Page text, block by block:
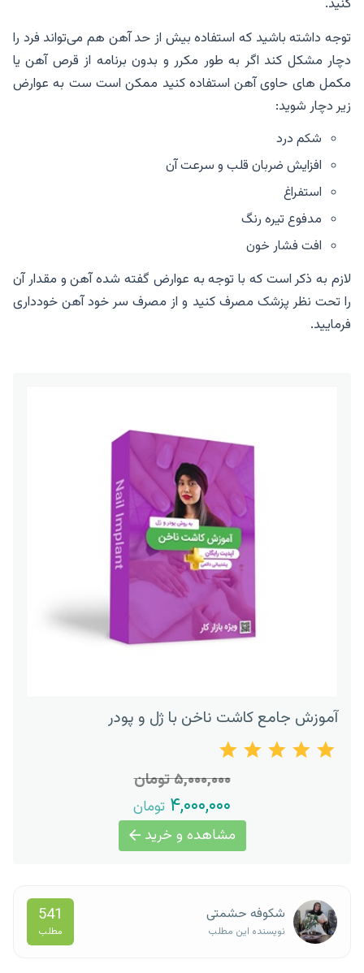
توجه داشته باشید که استفاده بیش از حد آهن هم می‌تواند فرد را
دچار مشکل کند اگر به طور مکرر و بدون برنامه از قرص آهن یا
مکمل های حاوی آهن استفاده کنید ممکن است ست به عوارض
زیر دچار شوید:
شکم درد
افزایش ضربان قلب و سرعت آن
استفراغ
مدفوع تیره رنگ
افت فشار خون
لازم به ذکر است که با توجه به عوارض گفته شده آهن و مقدار آن
را تحت نظر پزشک مصرف کنید و از مصرف سر خود آهن خودداری
فرمایید.
آموزش جامع کاشت ناخن با ژل و پودر
۵,۰۰۰,۰۰۰ تومان
۴,۰۰۰,۰۰۰ تومان
مشاهده و خرید
شکوفه حشمتی
نویسنده این مطلب
541
مطلب